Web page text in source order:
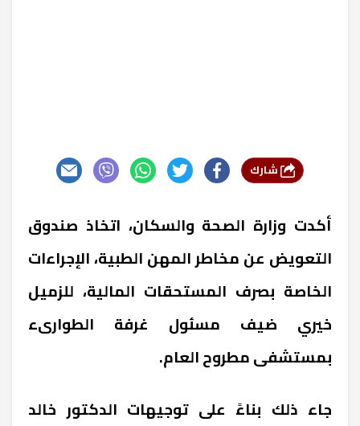
أكدت وزارة الصحة والسكان، اتخاذ صندوق
التعويض عن مخاطر المهن الطبية، الإجراءات
الخاصة بصرف المستحقات المالية، للزميل
خيري ضيف مسئول غرفة الطوارىء
بمستشفى مطروح العام.
جاء ذلك بناءً على توجيهات الدكتور خالد